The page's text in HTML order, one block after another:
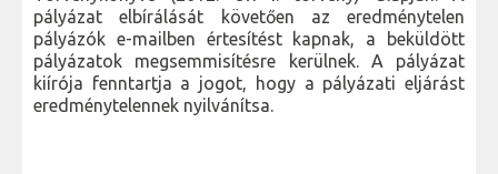
pályázat elbírálását követően az eredménytelen
pályázók e-mailben értesítést kapnak, a beküldött
pályázatok megsemmisítésre kerülnek. A pályázat
kiírója fenntartja a jogot, hogy a pályázati eljárást
eredménytelennek nyilvánítsa.